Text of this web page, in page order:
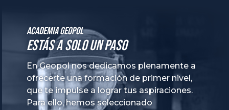
Academia GeoPol
Estás a solo un paso
En Geopol nos dedicamos plenamente a
ofrecerte una formación de primer nivel,
que te impulse a lograr tus aspiraciones.
Para ello, hemos seleccionado